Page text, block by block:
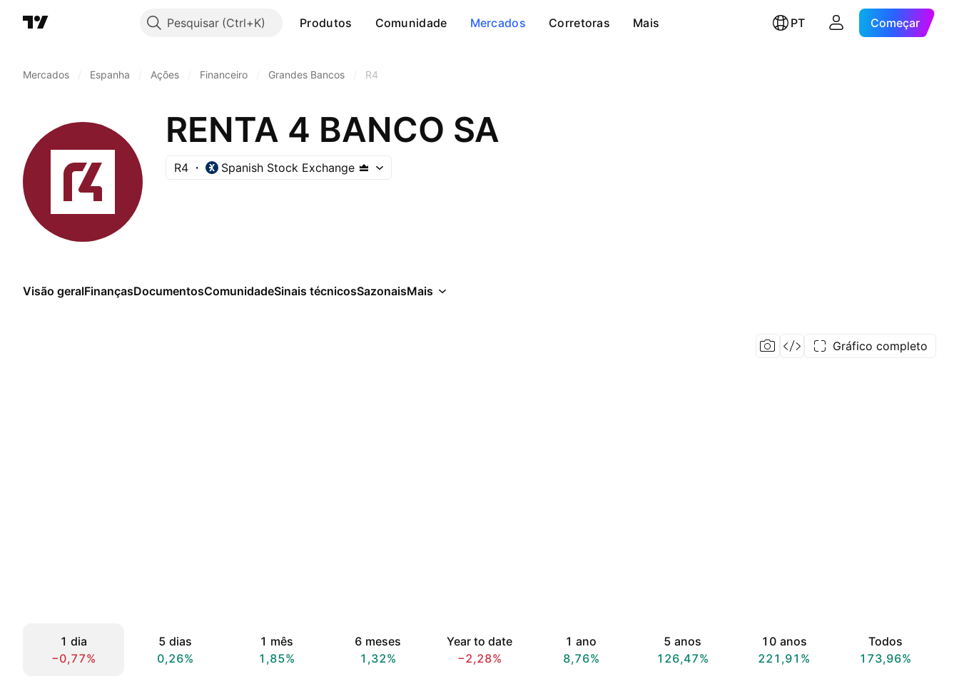
Pesquisar Produtos Comunidade Mercados Corretoras Mais PT Começar
Mercados Espanha Ações Financeiro Grandes Bancos R4
RENTA 4 BANCO SA
R4 Spanish Stock Exchange
Visão geralFinançasDocumentosComunidadeSinais técnicosSazonaisMais
Gráfico completo
1 dia
−0,77%
5 dias
0,26%
1 mês
1,85%
6 meses
1,32%
Year to date
−2,28%
1 ano
8,76%
5 anos
126,47%
10 anos
221,91%
Todos
173,96%